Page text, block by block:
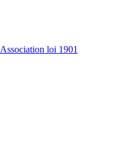
Association loi 1901